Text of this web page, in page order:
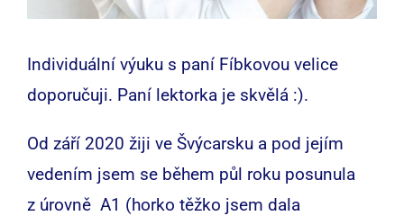
Individuální výuku s paní Fíbkovou velice
doporučuji. Paní lektorka je skvělá :).
Od září 2020 žiji ve Švýcarsku a pod jejím
vedením jsem se během půl roku posunula
z úrovně A1 (horko těžko jsem dala